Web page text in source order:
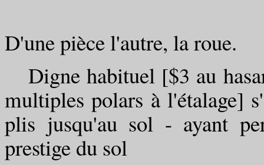
D'une pièce l'autre, la roue.
Digne habituel [$3 au
multiples polars à l'étalage]
plis jusqu'au sol - ayant
prestige du sol